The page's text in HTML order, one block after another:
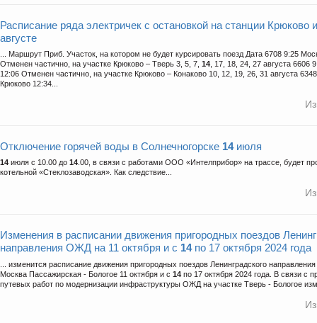
Расписание ряда электричек с остановкой на станции Крюково
августе
... Маршрут Приб. Участок, на котором не будет курсировать поезд Дата 6708 9:25
Отменен частично, на участке Крюково – Тверь 3, 5, 7, 14 , 17, 18, 24, 27 августа 6606
12:06 Отменен частично, на участке Крюково – Конаково 10, 12, 19, 26, 31 августа
Крюково 12:34...
Отключение горячей воды в Солнечногорске 14июля
14 июля с 10.00 до 14 .00, в связи с работами ООО «Интелприбор» на трассе, будет
котельной «Стеклозаводская». Как следствие...
Изменения в расписании движения пригородных поездов
направления ОЖД на 11 октября и с 14по 17 октября 2024 года
... изменится расписание движения пригородных поездов Ленинградского
Москва Пассажирская - Бологое 11 октября и с 14 по 17 октября 2024 года. В связи с
путевых работ по модернизации инфраструктуры ОЖД на участке Тверь - Бологое